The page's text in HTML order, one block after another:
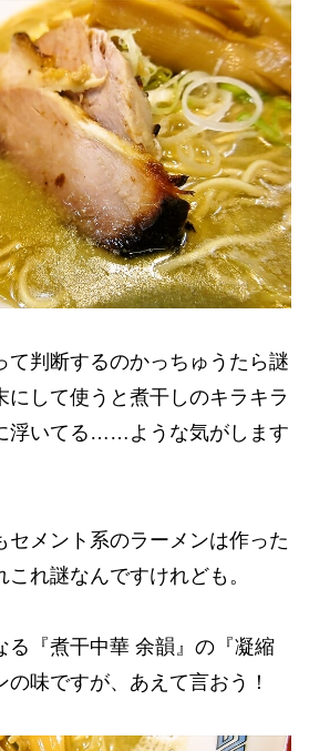
て判断するのかっちゅうたら謎
にして使うと煮干しのキラキラ
浮いてる……ような気がします
セメント系のラーメンは作った
れ謎なんですけれども。
る『煮干中華 余韻』の『凝縮
味ですが、あえて言おう！